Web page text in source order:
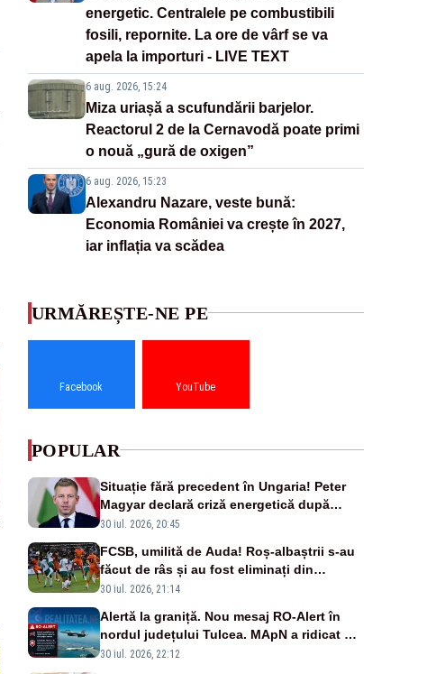
energetic. Centralele pe combustibili
fosili, repornite. La ore de vârf se va
apela la importuri - LIVE TEXT
6 aug. 2026, 15:24
Miza uriașă a scufundării barjelor.
Reactorul 2 de la Cernavodă poate primi
o nouă „gură de oxigen”
6 aug. 2026, 15:23
Alexandru Nazare, veste bună:
Economia României va crește în 2027,
iar inflația va scădea
URMĂREȘTE-NE PE
Facebook YouTube
POPULAR
Situație fără precedent în Ungaria! Peter
Magyar declară criză energetică după
oprirea centralei de la Paks
30 iul. 2026, 20:45
FCSB, umilită de Auda! Roș-albaștrii s-au
făcut de râs și au fost eliminați din
Conference League
30 iul. 2026, 21:14
Alertă la graniță. Nou mesaj RO-Alert în
nordul județului Tulcea. MApN a ridicat de
la sol două avioane F-16
30 iul. 2026, 22:12